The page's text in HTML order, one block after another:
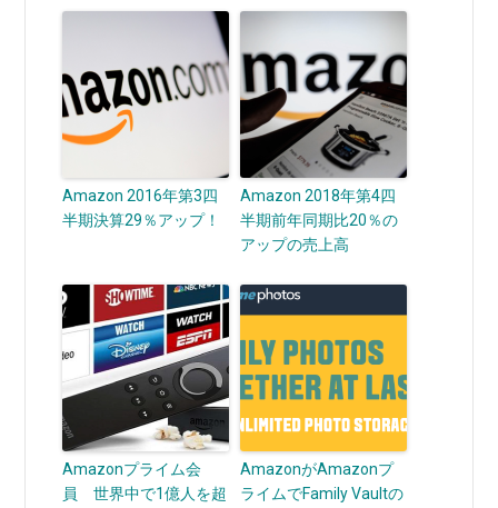
Amazon 2016年第3四
半期決算29％アップ！
Amazon 2018年第4四
半期前年同期比20％の
アップの売上高
Amazonプライム会
員 世界中で1億人を超
AmazonがAmazonプ
ライムでFamily Vaultの